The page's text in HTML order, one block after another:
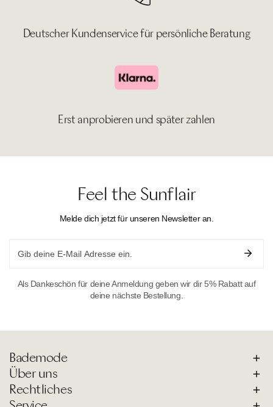
Deutscher Kundenservice für persönliche Beratung
Erst anprobieren und später zahlen
Feel the Sunflair
Melde dich jetzt für unseren Newsletter an.
Als Dankeschön für deine Anmeldung geben wir dir 5% Rabatt auf
deine nächste Bestellung.
Bademode
Über uns
Rechtliches